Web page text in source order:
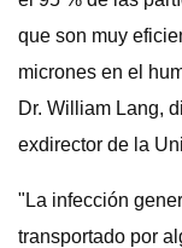
que son muy
micrones en el
Dr. William Lang,
exdirector de la
"La infección
transportado por